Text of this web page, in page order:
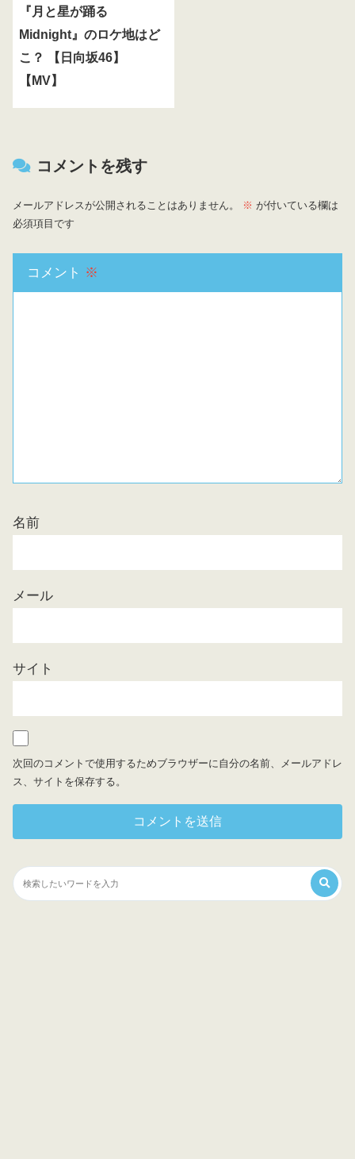
『月と星が踊る
Midnight』のロケ地はど
こ？ 【日向坂46】
【MV】
コメントを残す
メールアドレスが公開されることはありません。 ※ が付いている欄は
必須項目です
コメント ※
名前
メール
サイト
次回のコメントで使用するためブラウザーに自分の名前、メールアドレ
ス、サイトを保存する。